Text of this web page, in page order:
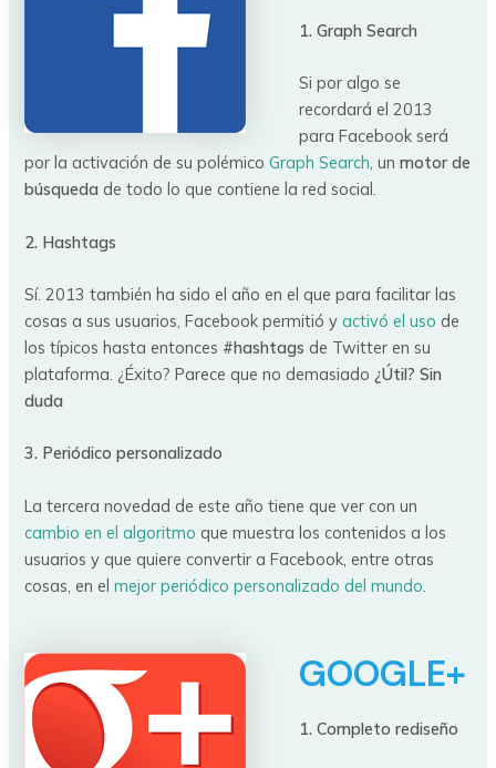
1. Graph Search
Si por algo se
recordará el 2013
para Facebook será
por la activación de su polémicoGraph Search, unmotor de
búsqueda de todo lo que contiene la red social.
2. Hashtags
Sí. 2013 también ha sido el año en el que para facilitar las
cosas a sus usuarios, Facebook permitió yactivó el uso de
los típicos hasta entonces #hashtags de Twitter en su
plataforma. ¿Éxito? Parece que no demasiado ¿Útil? Sin
duda
3. Periódico personalizado
La tercera novedad de este año tiene que ver con un
cambio en el algoritmo que muestra los contenidos a los
usuarios y que quiere convertir a Facebook, entre otras
cosas, en elmejor periódico personalizado del mundo
GOOGLE+
1. Completo rediseño